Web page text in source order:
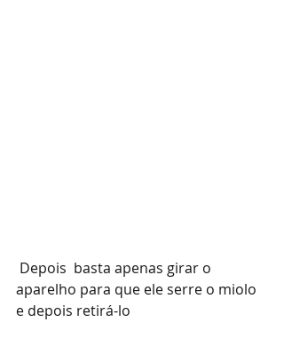
aparelho para que ele serre o miolo
e depois retirá-lo